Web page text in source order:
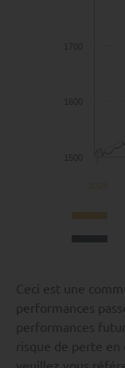
1500
1700
Ceci est une
performances
performances
risque de perte
veuillez vous